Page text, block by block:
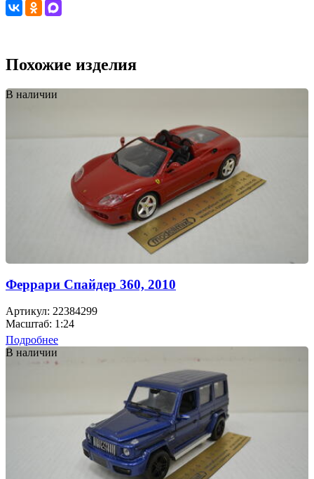
Похожие изделия
В наличии
Феррари Cпайдер 360, 2010
Артикул: 22384299
Масштаб: 1:24
Подробнее
В наличии